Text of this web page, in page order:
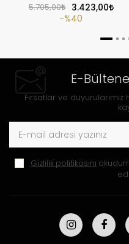
5.705,00
3.423,00
%40
E-
Fırsatlar ve
Gizlilik politikasını